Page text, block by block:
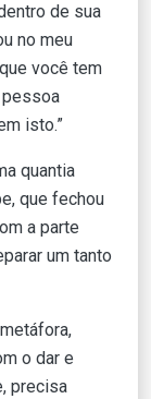
de sua
no meu
você tem
pessoa
isto.”
quantia
que fechou
a parte
um tanto
o dar e
precisa